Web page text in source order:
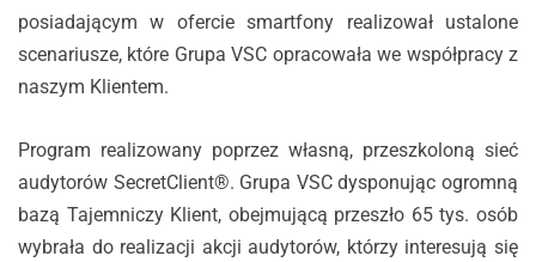
posiadającym w ofercie smartfony realizował ustalone
scenariusze, które Grupa VSC opracowała we współpracy z
naszym Klientem.
Program realizowany poprzez własną, przeszkoloną sieć
audytorów SecretClient®. Grupa VSC dysponując ogromną
bazą Tajemniczy Klient, obejmującą przeszło 65 tys. osób
wybrała do realizacji akcji audytorów, którzy interesują się